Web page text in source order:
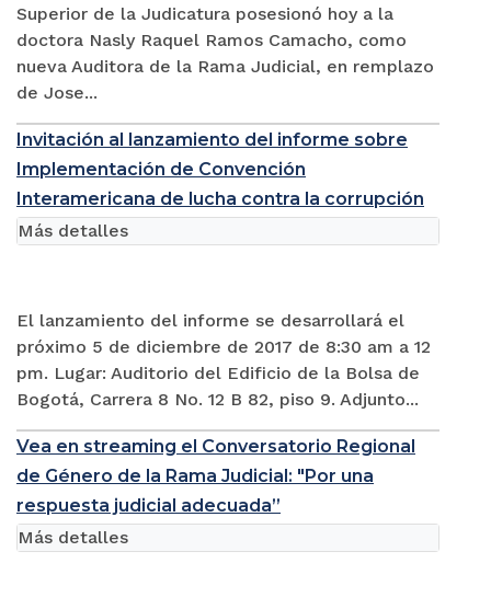
Superior de la Judicatura posesionó hoy a la
doctora Nasly Raquel Ramos Camacho, como
nueva Auditora de la Rama Judicial, en remplazo
de Jose...
Invitación al lanzamiento del informe sobre
Implementación de Convención
Interamericana de lucha contra la corrupción
El lanzamiento del informe se desarrollará el
próximo 5 de diciembre de 2017 de 8:30 am a 12
pm. Lugar: Auditorio del Edificio de la Bolsa de
Bogotá, Carrera 8 No. 12 B 82, piso 9. Adjunto...
Más detalles
Vea en streaming el Conversatorio Regional
de Género de la Rama Judicial: "Por una
respuesta judicial adecuada”
Más detalles